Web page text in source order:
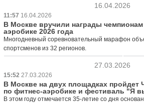
16.04.2026
11:57 16.04.2026
В Москве вручили награды
аэробике 2026 года
Многодневный соревновательный марафон
спортсменов из 32 регионов.
27.03.2026
15:52 27.03.2026
В Москве на двух площадках пройдет
по фитнес-аэробике и фестиваль "Я
В этом году отмечается 35-летие со дня